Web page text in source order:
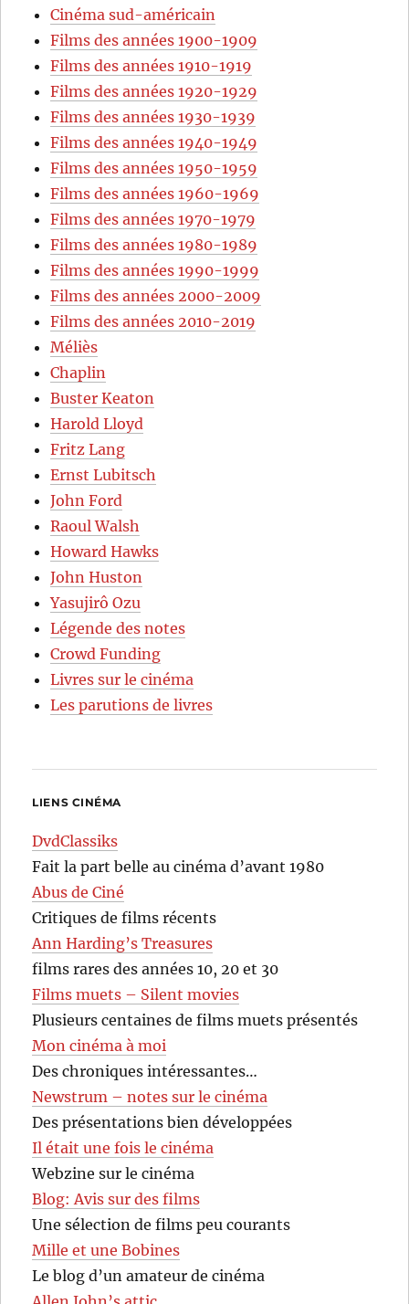
Cinéma sud-américain
Films des années 1900-1909
Films des années 1910-1919
Films des années 1920-1929
Films des années 1930-1939
Films des années 1940-1949
Films des années 1950-1959
Films des années 1960-1969
Films des années 1970-1979
Films des années 1980-1989
Films des années 1990-1999
Films des années 2000-2009
Films des années 2010-2019
Méliès
Chaplin
Buster Keaton
Harold Lloyd
Fritz Lang
Ernst Lubitsch
John Ford
Raoul Walsh
Howard Hawks
John Huston
Yasujirô Ozu
Légende des notes
Crowd Funding
Livres sur le cinéma
Les parutions de livres
LIENS CINÉMA
DvdClassiks
Fait la part belle au cinéma d’avant 1980
Abus de Ciné
Critiques de films récents
Ann Harding’s Treasures
films rares des années 10, 20 et 30
Films muets – Silent movies
Plusieurs centaines de films muets présentés
Mon cinéma à moi
Des chroniques intéressantes…
Newstrum – notes sur le cinéma
Des présentations bien développées
Il était une fois le cinéma
Webzine sur le cinéma
Blog: Avis sur des films
Une sélection de films peu courants
Mille et une Bobines
Le blog d’un amateur de cinéma